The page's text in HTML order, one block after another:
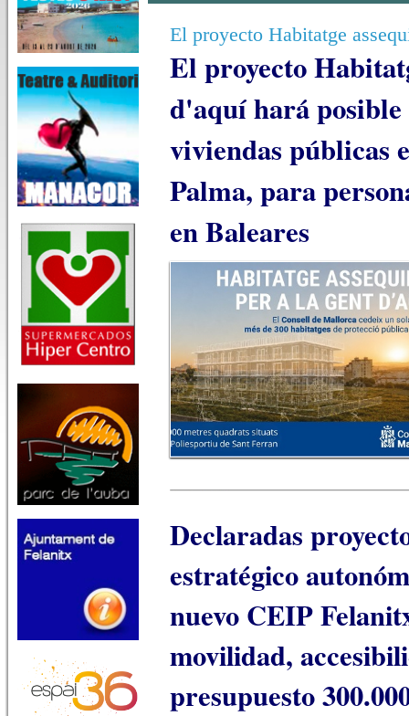
El proyecto Habitatge
El proyecto
d'aquí hará
viviendas públicas
Palma, para
en Baleares
Declaradas
estratégico
nuevo CEIP
movilidad,
presupuesto